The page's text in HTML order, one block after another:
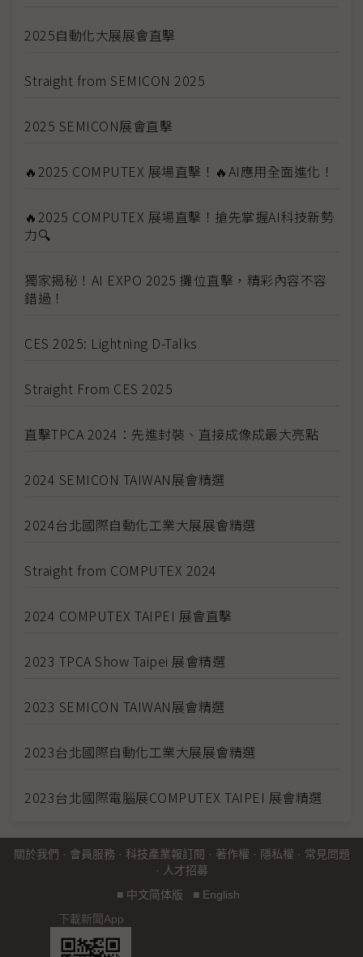
2025自動化大展展會直擊
Straight from SEMICON 2025
2025 SEMICON展會直擊
🔥2025 COMPUTEX 展場直擊！🔥AI應用全面進化！
🔥2025 COMPUTEX 展場直擊！搶先掌握AI科技新勢
力🔍
獨家揭秘！AI EXPO 2025 攤位直擊，精彩內容不容
錯過！
CES 2025: Lightning D-Talks
Straight From CES 2025
直擊TPCA 2024：先進封裝、直接成像成最大亮點
2024 SEMICON TAIWAN展會精選
2024台北國際自動化工業大展展會精選
Straight from COMPUTEX 2024
2024 COMPUTEX TAIPEI 展會直擊
2023 TPCA Show Taipei 展會精選
2023 SEMICON TAIWAN展會精選
2023台北國際自動化工業大展展會精選
2023台北國際電腦展COMPUTEX TAIPEI 展會精選
關於我們 · 會員服務 · 科技產業報訂閱 · 著作權 · 隱私權 · 常見問題
· 人才招募
■ 中文简体版 ■ English
下載新聞App